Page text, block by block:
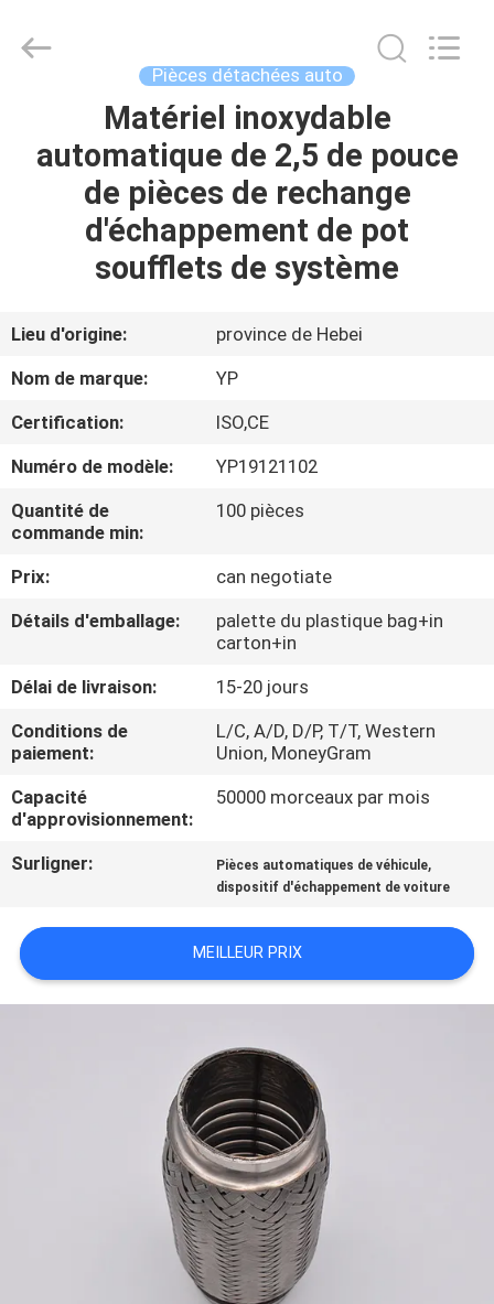
MAISON
PRODUITS
À
PROPOS
DE
VISITE
L'USINE
DE
QUALITÉ
NOUS
LES
WOODOO
TRADE
Pièces détachées auto
Matériel inoxydable
automatique de 2,5 de pouce
de pièces de rechange
d'échappement de pot
soufflets de système
Lieu d'origine:
province de Hebei
Nom de marque:
YP
Certification:
ISO,CE
Numéro de modèle:
YP19121102
Quantité de
commande min:
100 pièces
Prix:
can negotiate
Détails d'emballage:
palette du plastique bag+in
carton+in
Délai de livraison:
15-20 jours
Conditions de
paiement:
L/C, A/D, D/P, T/T, Western
Union, MoneyGram
Capacité
d'approvisionnement:
50000 morceaux par mois
Surligner: Pièces automatiques de véhicule,
dispositif d'échappement de voiture
MEILLEUR PRIX